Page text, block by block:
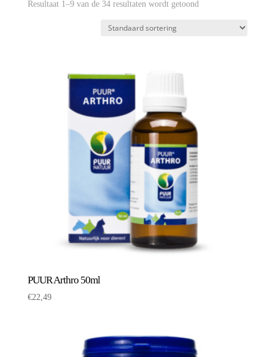
Resultaat 1–9 van de 34 resultaten wordt getoond
PUUR Arthro 50ml
€22,49